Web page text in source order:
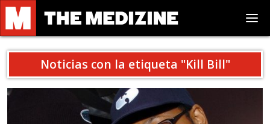
Noticias con la etiqueta "Kill Bill"